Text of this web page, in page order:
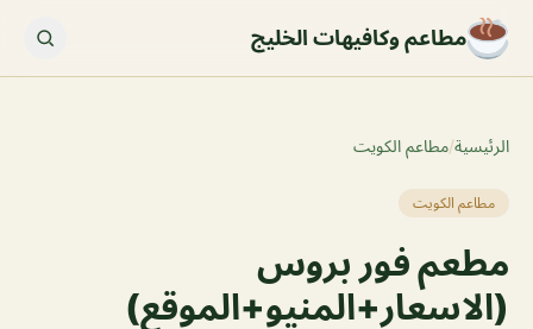
مطاعم وكافيهات الخليج
الرئيسية/مطاعم الكويت
مطاعم الكويت
مطعم فور بروس
(الاسعار+المنيو+الموقع)